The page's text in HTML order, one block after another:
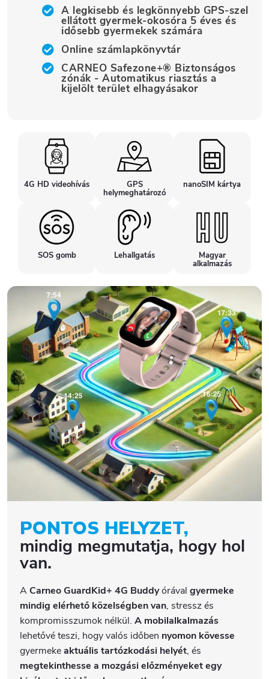
A legkisebb és legkönnyebb GPS-szel
ellátott gyermek-okosóra 5 éves és
idősebb gyermekek számára
Online számlapkönyvtár
CARNEO Safezone+® Biztonságos
zónák - Automatikus riasztás a
kijelölt terület elhagyásakor
4G HD videohívás GPS
helymeghatározó
nanoSIM kártya
SOS gomb Lehallgatás Magyar
alkalmazás
PONTOS HELYZET,
mindig megmutatja, hogy hol
van.
ACarneo GuardKid+ 4G Buddyórávalgyermeke
mindig elérhető közelségben van, stressz és
kompromisszumok nélkül.A mobilalkalmazás
lehetővé teszi, hogy valós időben nyomon kövesse
gyermekeaktuális tartózkodási helyét, és
megtekinthesse a mozgási előzményeket egy